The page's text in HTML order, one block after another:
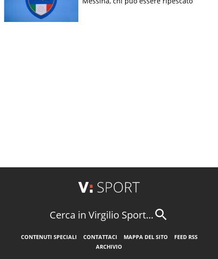
Cerca in Virgilio Sport...
CONTENUTI SPECIALI CONTATTACI MAPPA DEL SITO
FEED RSS
ARCHIVIO